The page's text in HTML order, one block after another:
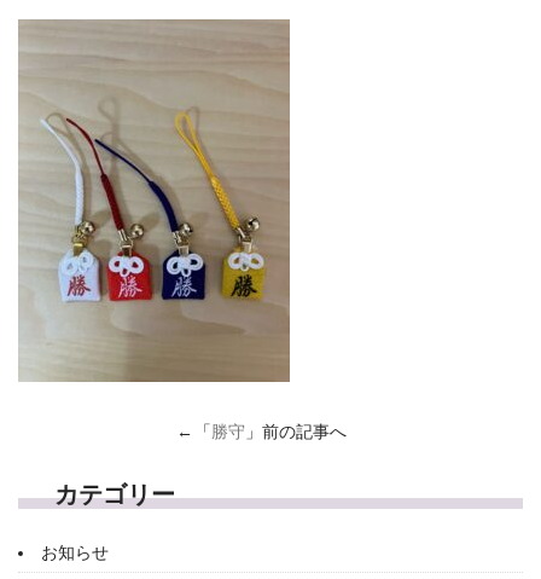
←「勝守 」前の記事へ
カテゴリー
お知らせ